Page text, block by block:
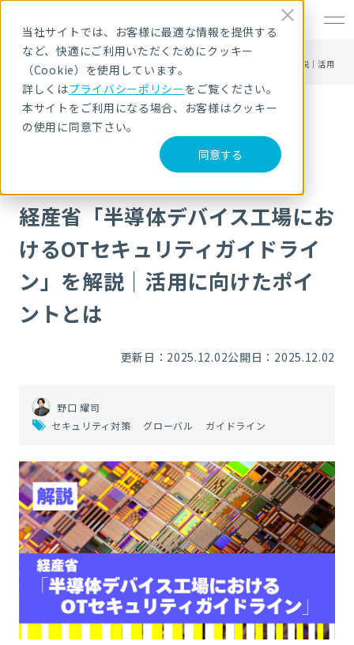
当社サイトでは、お客様に最適な情報を提供する
など、快適にご利用いただくためにクッキー
（Cookie）を使用しています。
詳しくはプライバシーポリシーをご覧ください。
本サイトをご利用になる場合、お客様はクッキー
の使用に同意下さい。
同意する
HOME
NRIセキュア ブログ
経産省「半導体デバイス工場におけるOTセキュリティガイドライン」を解説｜活用
に向けたポイントとは
NRIセキュア ブログ
経産省「半導体デバイス工場にお
けるOTセキュリティガイドライ
ン」を解説｜活用に向けたポイ
ントとは
更新日：2025.12.02公開日：2025.12.02
野口 耀司
セキュリティ対策
グローバル ガイドライン